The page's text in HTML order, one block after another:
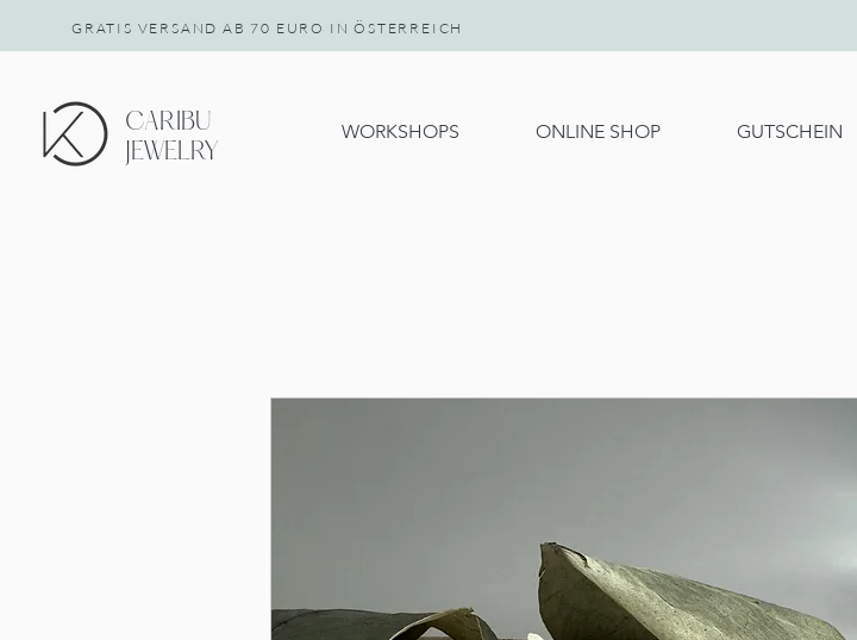
GRATIS VERSAND AB 70 EURO IN ÖSTERREICH
CARIBU
JEWELRY
WORKSHOPS ONLINE SHOP GUTSCHEIN